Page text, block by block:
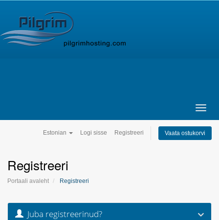
Estonian Logi sisse Registreeri Vaata ostukorvi
Registreeri
Portaali avaleht Registreeri
Juba registreerinud?